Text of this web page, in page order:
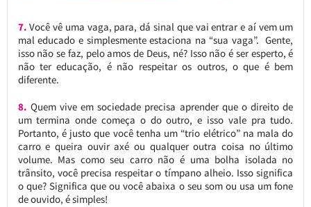
7. Você vê uma vaga, para, dá sinal que vai entrar e aí vem um
mal educado e simplesmente estaciona na “sua vaga”. Gente,
isso não se faz, pelo amos de Deus, né? Isso não é ser esperto, é
não ter educação, é não respeitar os outros, o que é bem
diferente.
8. Quem vive em sociedade precisa aprender que o direito de
um termina onde começa o do outro, e isso vale pra tudo.
Portanto, é justo que você tenha um “trio elétrico” na mala do
carro e queira ouvir axé ou qualquer outra coisa no último
volume. Mas como seu carro não é uma bolha isolada no
trânsito, você precisa respeitar o tímpano alheio. Isso significa
o que? Significa que ou você abaixa o seu som ou usa um fone
de ouvido, é simples!